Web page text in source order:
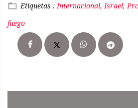
Etiquetas : Internacional, Israel,
fuego